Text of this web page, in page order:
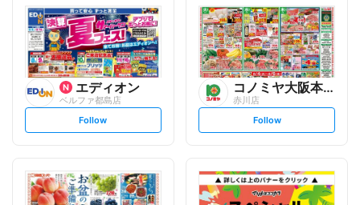
l
o
w
l
o
w
エディオン
ベルファ都島店
s
t
l
o
w
Follow
コノミヤ大阪本部
赤川店
s
t
l
o
w
Follow